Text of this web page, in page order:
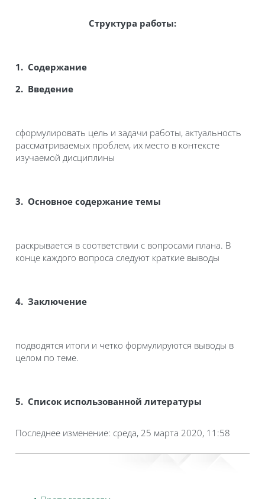
Структура работы:
1. Содержание
2. Введение
сформулировать цель и задачи работы, актуальность
рассматриваемых проблем, их место в контексте
изучаемой дисциплины
3. Основное содержание темы
раскрывается в соответствии с вопросами плана. В
конце каждого вопроса следуют краткие выводы
4. Заключение
подводятся итоги и четко формулируются выводы в
целом по теме.
5. Список использованной литературы
Последнее изменение: среда, 25 марта 2020, 11:58